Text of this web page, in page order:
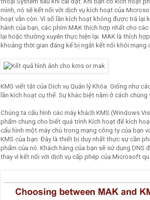
mình, nó sẽ kết nối với dịch vụ kích hoạt của
hoạt vẫn còn. Vì số lần kích hoạt không được trả lại
hành của bạn, các phím MAK thích hợp nhất cho
lại hoặc thường xuyên thực hiện lại. MAK là thích
khoảng thời gian đáng kể bị ngắt kết nối khỏi mạng
KMS viết tắt của Dịch vụ Quản lý Khóa. Giống như
lần kích hoạt cụ thể. Sự khác biệt nằm ở cách chúng
Chúng ta cấu hình các máy khách KMS (Windows
phẩm chung cho biết quá trình Kích hoạt để kích
cấu hình một máy chủ trong mạng công ty của bạn
KMS của bạn. Đây là thiết bị duy nhất thực sự cần
phẩm của nó. Khách hàng của bạn sẽ sử dụng DNS
thay vì kết nối với dịch vụ cấp phép của Microsoft